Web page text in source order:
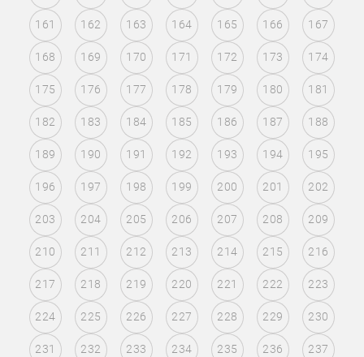
161 162 163 164 165 166 167
168 169 170 171 172 173 174
175 176 177 178 179 180 181
182 183 184 185 186 187 188
189 190 191 192 193 194 195
196 197 198 199 200 201 202
203 204 205 206 207 208 209
210 211 212 213 214 215 216
217 218 219 220 221 222 223
224 225 226 227 228 229 230
231 232 233 234 235 236 237